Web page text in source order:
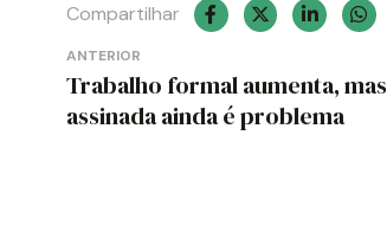
Compartilhar
Navegação
de
ANTERIOR
Trabalho formal aumenta,
assinada ainda é problema